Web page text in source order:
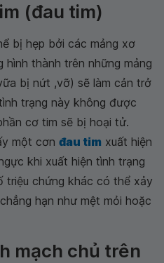
(đau tim)
bị hẹp bởi các mảng xơ
thành trên những mảng
bị nứt ,vỡ) sẽ làm cản trở
trạng này không được
cơ tim sẽ bị hoại tử.
một cơn đau tim xuất hiện
khi xuất hiện tình trạng
triệu chứng khác có thể xảy
hạn như mệt mỏi hoặc
mạch chủ trên